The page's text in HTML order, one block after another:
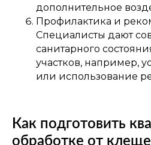
дополнительное
Профилактика и
Специалисты дают
санитарного
участков, например,
или использование
Как подготовить
обработке от